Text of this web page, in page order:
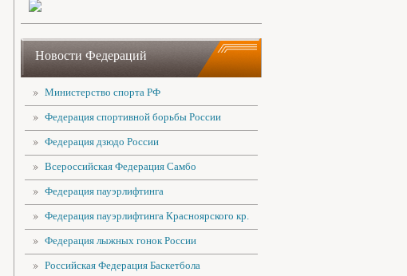
Новости Федераций
Министерство спорта РФ
Федерация спортивной борьбы России
Федерация дзюдо России
Всероссийская Федерация Самбо
Федерация пауэрлифтинга
Федерация пауэрлифтинга Красноярского кр.
Федерация лыжных гонок России
Российская Федерация Баскетбола